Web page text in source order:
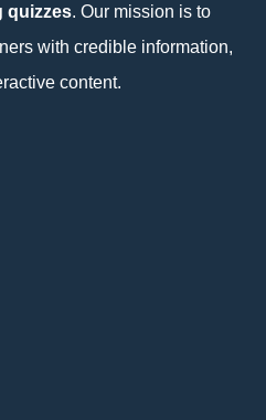
quizzes. Our mission is to
with credible information,
content.